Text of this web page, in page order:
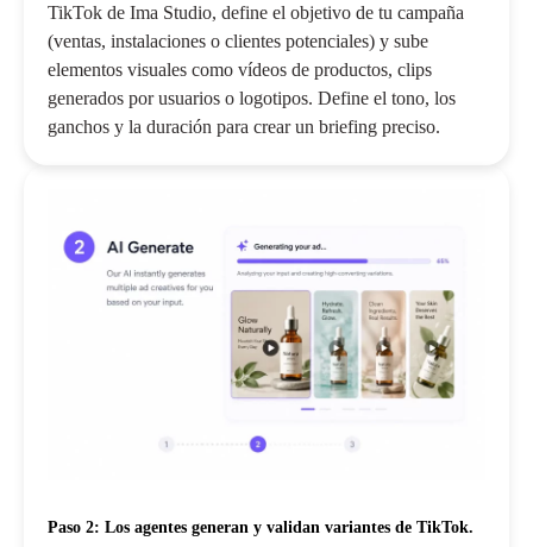
TikTok de Ima Studio, define el objetivo de tu campaña
(ventas, instalaciones o clientes potenciales) y sube
elementos visuales como vídeos de productos, clips
generados por usuarios o logotipos. Define el tono, los
ganchos y la duración para crear un briefing preciso.
Paso 2: Los agentes generan y validan variantes de TikTok.